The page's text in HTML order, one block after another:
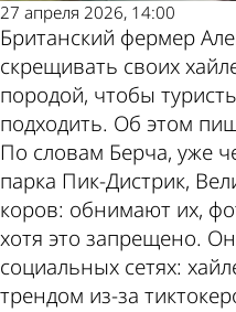
27 апреля 2026, 14:00
Британский фермер
скрещивать своих
породой, чтобы
подходить. Об этом
По словам Берча, уже
парка Пик-Дистрик,
коров: обнимают их,
хотя это запрещено.
социальных сетях:
трендом из-за